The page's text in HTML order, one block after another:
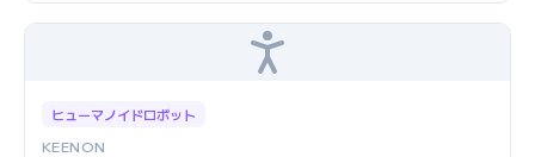
ヒューマノイドロボット
KEENON